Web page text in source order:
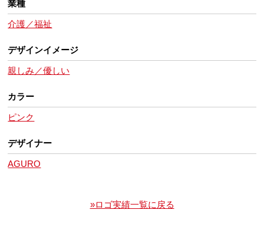
業種
介護／福祉
デザインイメージ
親しみ／優しい
カラー
ピンク
デザイナー
AGURO
»ロゴ実績一覧に戻る